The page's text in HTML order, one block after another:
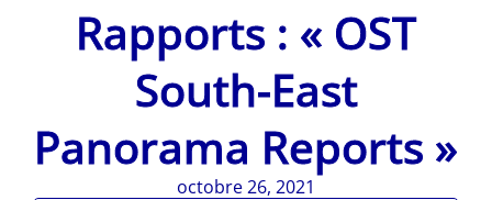
Rapports : « OST
South-East
Panorama Reports »
octobre 26, 2021